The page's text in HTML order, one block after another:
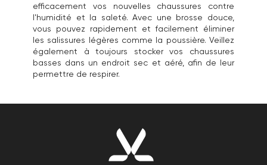
efficacement vos nouvelles chaussures contre
l'humidité et la saleté. Avec une brosse douce,
vous pouvez rapidement et facilement éliminer
les salissures légères comme la poussière. Veillez
également à toujours stocker vos chaussures
basses dans un endroit sec et aéré, afin de leur
permettre de respirer.